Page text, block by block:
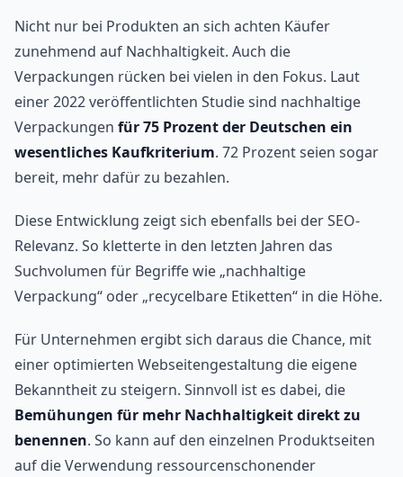
Nicht nur bei Produkten an sich achten Käufer
zunehmend auf Nachhaltigkeit. Auch die
Verpackungen rücken bei vielen in den Fokus. Laut
einer 2022 veröffentlichten Studie sind nachhaltige
Verpackungen für 75 Prozent der Deutschen ein
wesentliches Kaufkriterium. 72 Prozent seien sogar
bereit, mehr dafür zu bezahlen.
Diese Entwicklung zeigt sich ebenfalls bei der SEO-
Relevanz. So kletterte in den letzten Jahren das
Suchvolumen für Begriffe wie „nachhaltige
Verpackung“ oder „recycelbare Etiketten“ in die Höhe.
Für Unternehmen ergibt sich daraus die Chance, mit
einer optimierten Webseitengestaltung die eigene
Bekanntheit zu steigern. Sinnvoll ist es dabei, die
Bemühungen für mehr Nachhaltigkeit direkt zu
benennen. So kann auf den einzelnen Produktseiten
auf die Verwendung ressourcenschonender